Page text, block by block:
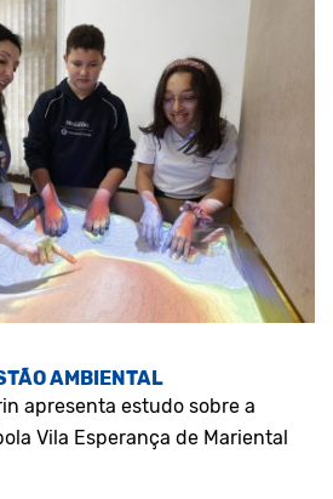
AMBIENTAL
apresenta estudo sobre a
Vila Esperança de Mariental